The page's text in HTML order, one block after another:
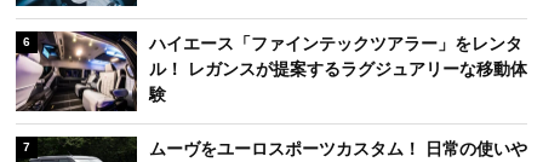
6
ハイエース「ファインテックツアラー」をレンタ
ル！ レガンスが提案するラグジュアリーな移動体
験
7
ムーヴをユーロスポーツカスタム！ 日常の使いや